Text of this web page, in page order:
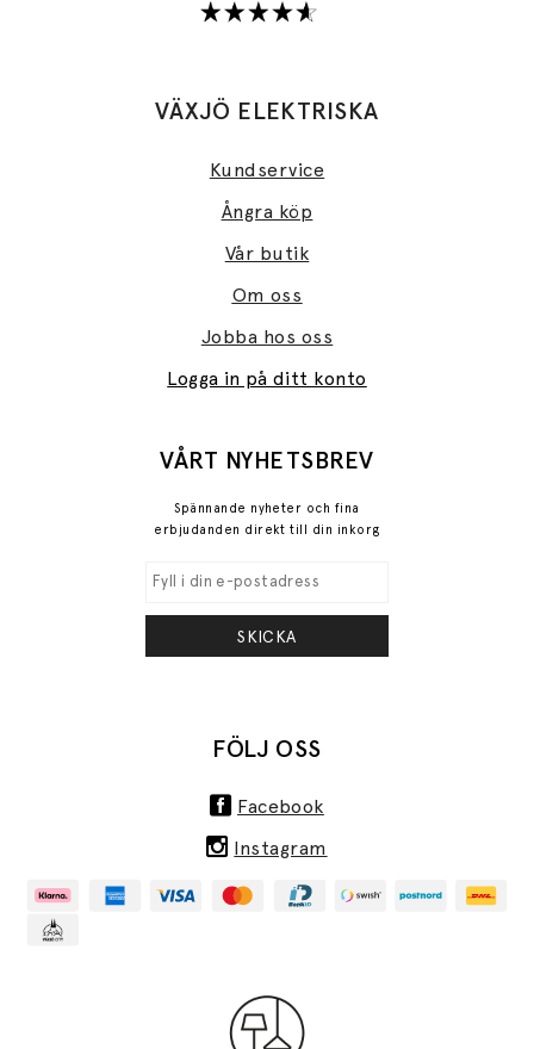
VÄXJÖ ELEKTRISKA
Kundservice
Ångra köp
Vår butik
Om oss
Jobba hos oss
Logga in på ditt konto
VÅRT NYHETSBREV
Spännande nyheter och fina
erbjudanden direkt till din inkorg
SKICKA
FÖLJ OSS
Facebook
Instagram